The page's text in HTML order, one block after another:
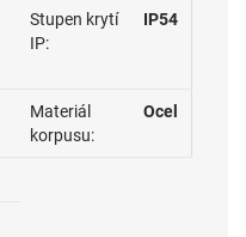
Stupen krytí
IP:
IP54
Materiál
korpusu:
Ocel